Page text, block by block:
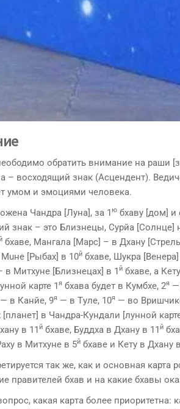
обратить вни­мание на раши
– восходящий знак (Асцендент).
умом и эмоциями человека.
Чандра [Луна], за 1ю бхаву [дом] и
знак – это Близнецы, Сyрйа [Солнце]
бхаве, Мангала [Марс] – в Дхану
Мuне [Рыбах] в 10й бхаве, Шукра
в Митхуне [Близнецах] в 1й бхаве, а
карте 1я бхава будет в Кумбхе, 2я —
— в Канйе, 9я — в Тyле, 10я — во
в Чандра-Кундали [лунной
в 11й бхаве, Буддха в Дхану в 11й
в Митхуне в 5й бхаве и Кету в Дхану
так же, как и основная карта
правителей бхав и на какие бхавы
какая кар­та более приоритетна: